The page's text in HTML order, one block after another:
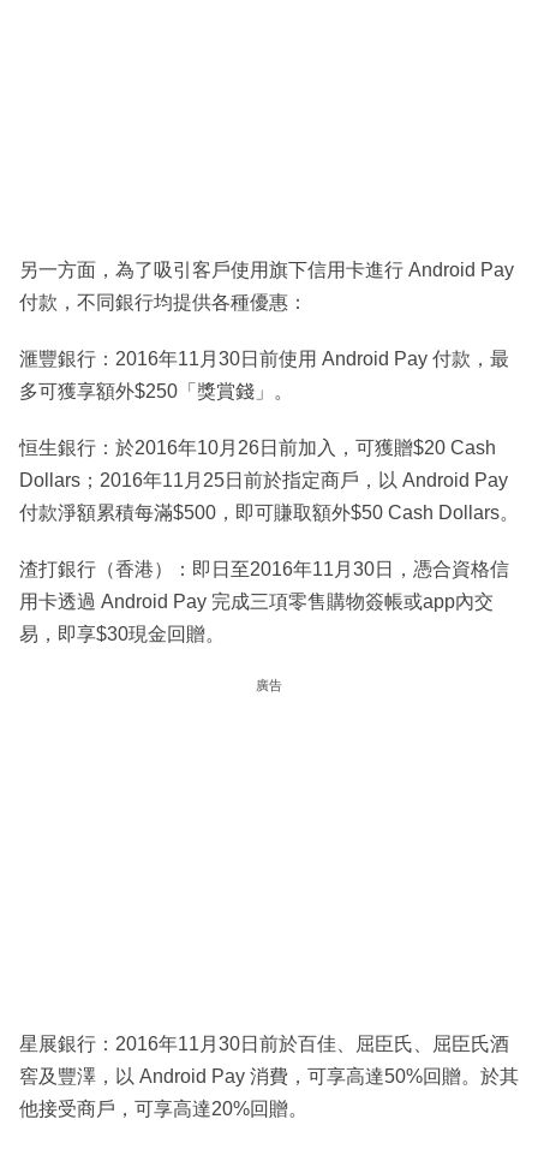
另一方面，為了吸引客戶使用旗下信用卡進行 Android Pay
付款，不同銀行均提供各種優惠：
滙豐銀行：2016年11月30日前使用 Android Pay 付款，最
多可獲享額外$250「獎賞錢」。
恒生銀行：於2016年10月26日前加入，可獲贈$20 Cash
Dollars；2016年11月25日前於指定商戶，以 Android Pay
付款淨額累積每滿$500，即可賺取額外$50 Cash Dollars。
渣打銀行（香港）：即日至2016年11月30日，憑合資格信
用卡透過 Android Pay 完成三項零售購物簽帳或app內交
易，即享$30現金回贈。
廣告
星展銀行：2016年11月30日前於百佳、屈臣氏、屈臣氏酒
窖及豐澤，以 Android Pay 消費，可享高達50%回贈。於其
他接受商戶，可享高達20%回贈。